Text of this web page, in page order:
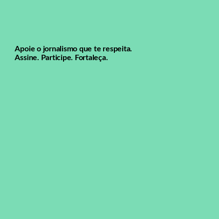
Apoie o jornalismo que te respeita.
Assine. Participe. Fortaleça.